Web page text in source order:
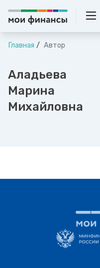
Главная Автор
Аладьева
Марина
Михайловна